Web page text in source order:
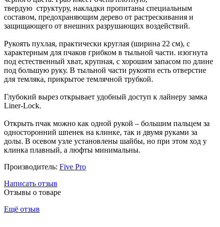
твердую структуру, накладки пропитаны специальным
составом, предохраняющим дерево от растрескивания и
защищающего от внешних разрушающих воздействий.
Рукоять пухлая, практически круглая (ширина 22 см), с
характерным для пчаков грибком в тыльной части. изогнута
под естественный хват, крупная, с хорошим запасом по длине
под большую руку. В тыльной части рукояти есть отверстие
для темляка, прикрытое темлячной трубкой.
Глубокий вырез открывает удобный доступ к лайнеру замка
Liner-Lock.
Открыть пчак можно как одной рукой – большим пальцем за
односторонний шпенек на клинке, так и двумя руками за
долы. В осевом узле установлены шайбы, но при этом ход у
клинка плавный, а люфты минимальны.
Производитель: Five Pro
Написать отзыв
Отзывы о товаре
Ещё отзыв